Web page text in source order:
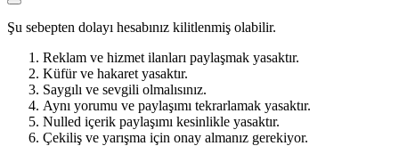
Şu sebepten dolayı hesabınız kilitlenmiş olabilir.
Reklam ve hizmet ilanları paylaşmak yasaktır.
Küfür ve hakaret yasaktır.
Saygılı ve sevgili olmalısınız.
Aynı yorumu ve paylaşımı tekrarlamak yasaktır.
Nulled içerik paylaşımı kesinlikle yasaktır.
Çekiliş ve yarışma için onay almanız gerekiyor.